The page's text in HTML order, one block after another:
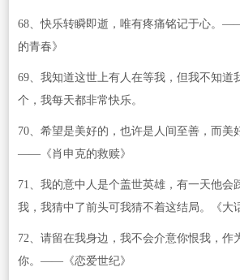
68、快乐转瞬即逝，唯有疼痛铭记于心。
的青春》
69、我知道这世上有人在等我，但我不知道
个，我每天都非常快乐。
70、希望是美好的，也许是人间至善，而美
——《肖申克的救赎》
71、我的意中人是个盖世英雄，有一天他会
我，我猜中了前头可我猜不着这结局。《大
72、请留在我身边，我不会介意你恨我，作
你。——《恋爱世纪》